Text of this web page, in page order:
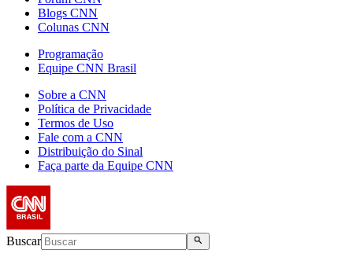
Blogs CNN
Colunas CNN
Programação
Equipe CNN Brasil
Sobre a CNN
Política de Privacidade
Termos de Uso
Fale com a CNN
Distribuição do Sinal
Faça parte da Equipe CNN
Buscar